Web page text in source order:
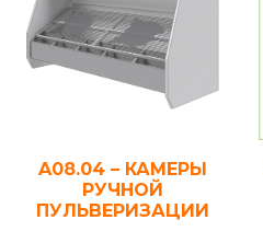
A08.04 – КАМЕРЫ
РУЧНОЙ
ПУЛЬВЕРИЗАЦИИ